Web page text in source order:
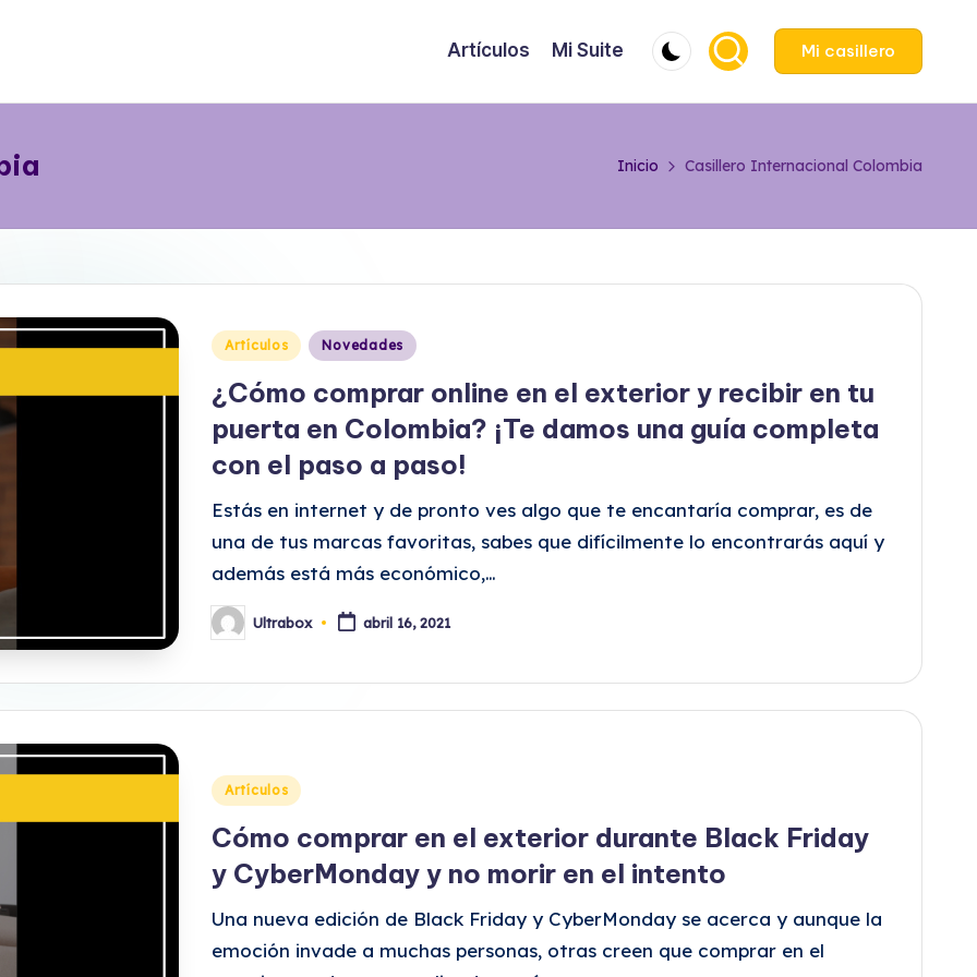
Artículos Mi Suite Mi casillero
Inicio Casillero Internacional Colombia
Publicado
Artículos Novedades
¿Cómo comprar online en el exterior y recibir en tu
puerta en Colombia? ¡Te damos una guía completa
con el paso a paso!
Estás en internet y de pronto ves algo que te encantaría comprar, es de
una de tus marcas favoritas, sabes que difícilmente lo encontrarás aquí y
además está más económico,…
Publicado
por
Ultrabox abril 16, 2021
Publicado
Artículos
Cómo comprar en el exterior durante Black Friday
y CyberMonday y no morir en el intento
Una nueva edición de Black Friday y CyberMonday se acerca y aunque la
emoción invade a muchas personas, otras creen que comprar en el